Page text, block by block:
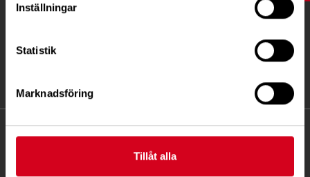
Inställningar
Statistik
Marknadsföring
Tillåt alla
KONTAKT